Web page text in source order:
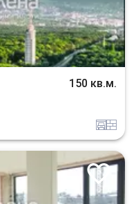
150 кв.м.
garajtuhla